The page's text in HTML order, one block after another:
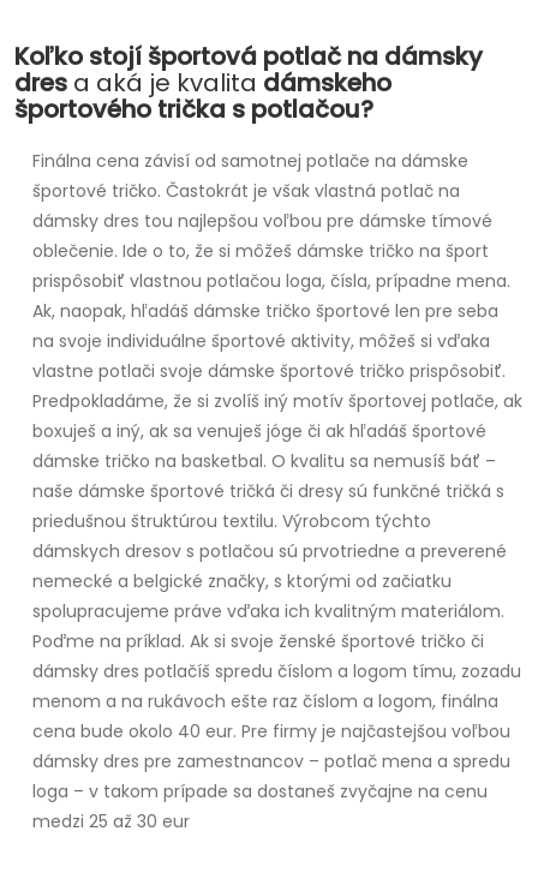
Koľko stojí športová potlač na dámsky
dres a aká je kvalita dámskeho
športového trička s potlačou?
Finálna cena závisí od samotnej potlače na dámske
športové tričko. Častokrát je však vlastná potlač na
dámsky dres tou najlepšou voľbou pre dámske tímové
oblečenie. Ide o to, že si môžeš dámske tričko na šport
prispôsobiť vlastnou potlačou loga, čísla, prípadne mena.
Ak, naopak, hľadáš dámske tričko športové len pre seba
na svoje individuálne športové aktivity, môžeš si vďaka
vlastne potlači svoje dámske športové tričko prispôsobiť.
Predpokladáme, že si zvolíš iný motív športovej potlače, ak
boxuješ a iný, ak sa venuješ jóge či ak hľadáš športové
dámske tričko na basketbal. O kvalitu sa nemusíš báť –
naše dámske športové tričká či dresy sú funkčné tričká s
priedušnou štruktúrou textilu. Výrobcom týchto
dámskych dresov s potlačou sú prvotriedne a preverené
nemecké a belgické značky, s ktorými od začiatku
spolupracujeme práve vďaka ich kvalitným materiálom.
Poďme na príklad. Ak si svoje ženské športové tričko či
dámsky dres potlačíš spredu číslom a logom tímu, zozadu
menom a na rukávoch ešte raz číslom a logom, finálna
cena bude okolo 40 eur. Pre firmy je najčastejšou voľbou
dámsky dres pre zamestnancov – potlač mena a spredu
loga – v takom prípade sa dostaneš zvyčajne na cenu
medzi 25 až 30 eur